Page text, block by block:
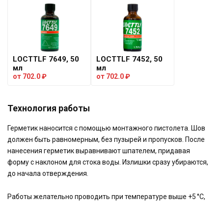
LOCTTLF 7649, 50
мл
от 702.0₽
LOCTTLF 7452, 50
мл
от 702.0₽
Технология работы
Герметик наносится с помощью монтажного пистолета. Шов
должен быть равномерным, без пузырей и пропусков. После
нанесения герметик выравнивают шпателем, придавая
форму с наклоном для стока воды. Излишки сразу убираются,
до начала отверждения.
Работы желательно проводить при температуре выше +5 °C,